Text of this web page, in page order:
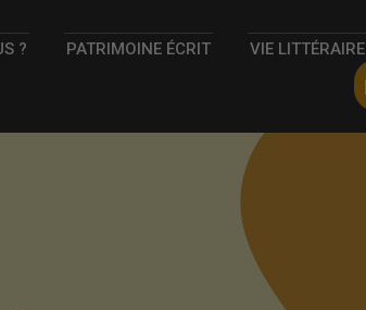
? PATRIMOINE ÉCRIT VIE LITTÉRAIRE